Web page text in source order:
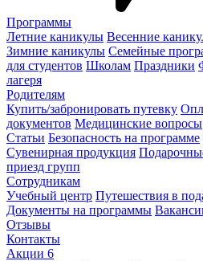
Программы
Летние каникулы Весенние
Зимние каникулы Семейные
для студентов Школам Праздники
лагеря
Родителям
Купить/забронировать путевку
документов Медицинские вопросы
Статьи Безопасность на программе
Сувенирная продукция
приезд групп
Сотрудникам
Учебный центр Путешествия в
Документы на программы
Отзывы
Контакты
Акции 6